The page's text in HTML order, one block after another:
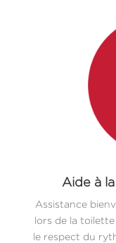
Aide à
Assistance
lors de la toilette
le respect du